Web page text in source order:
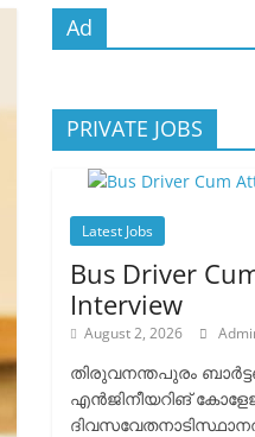
Ad
PRIVATE JOBS
Latest Jobs
Bus Driver
Interview
August 2, 2026
തിരുവനന്തപുരം
എൻജിനീയറിങ്